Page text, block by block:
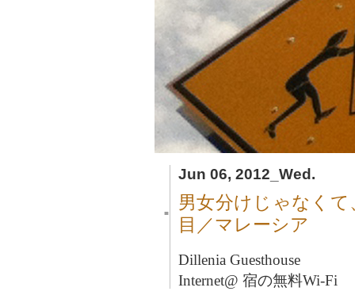
Jun 06, 2012_Wed.
■
男女分けじゃなく
目／マレーシア
Dillenia Guesthouse
Internet@ 宿の無料Wi-Fi